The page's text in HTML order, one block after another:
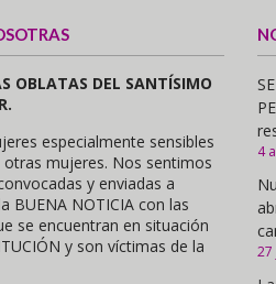
OBLATAS DEL SANTÍSIMO
especialmente sensibles
otras mujeres. Nos sentimos
y enviadas a
BUENA NOTICIA con las
se encuentran en situación
y son víctimas de la
4
27